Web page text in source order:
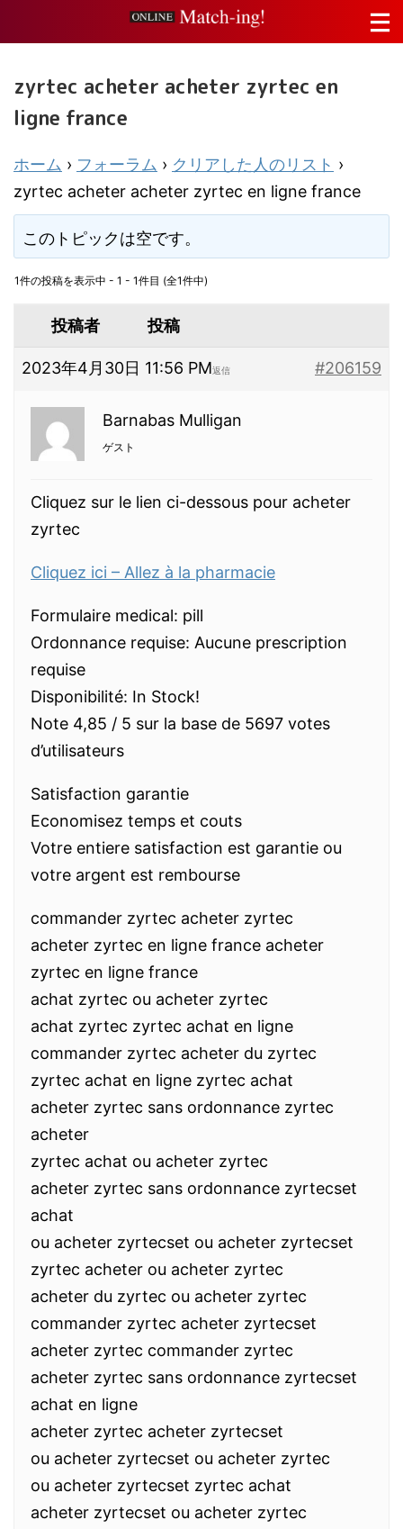
zyrtec acheter acheter zyrtec en
ligne france
ホーム › フォーラム › クリアした人のリスト ›
zyrtec acheter acheter zyrtec en ligne france
このトピックは空です。
1件の投稿を表示中 - 1 - 1件目 (全1件中)
投稿者 投稿
2023年4月30日 11:56 PM #206159
返信
Barnabas Mulligan
ゲスト
Cliquez sur le lien ci-dessous pour acheter
zyrtec
Cliquez ici – Allez à la pharmacie
Formulaire medical: pill
Ordonnance requise: Aucune prescription
requise
Disponibilité: In Stock!
Note 4,85 / 5 sur la base de 5697 votes
d’utilisateurs
Satisfaction garantie
Economisez temps et couts
Votre entiere satisfaction est garantie ou
votre argent est rembourse
commander zyrtec acheter zyrtec
acheter zyrtec en ligne france acheter
zyrtec en ligne france
achat zyrtec ou acheter zyrtec
achat zyrtec zyrtec achat en ligne
commander zyrtec acheter du zyrtec
zyrtec achat en ligne zyrtec achat
acheter zyrtec sans ordonnance zyrtec
acheter
zyrtec achat ou acheter zyrtec
acheter zyrtec sans ordonnance zyrtecset
achat
ou acheter zyrtecset ou acheter zyrtecset
zyrtec acheter ou acheter zyrtec
acheter du zyrtec ou acheter zyrtec
commander zyrtec acheter zyrtecset
acheter zyrtec commander zyrtec
acheter zyrtec sans ordonnance zyrtecset
achat en ligne
acheter zyrtec acheter zyrtecset
ou acheter zyrtecset ou acheter zyrtec
ou acheter zyrtecset zyrtec achat
acheter zyrtecset ou acheter zyrtec